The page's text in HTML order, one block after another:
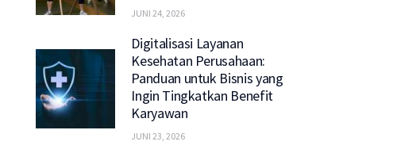
JUNI 24, 2026
Digitalisasi Layanan
Kesehatan Perusahaan:
Panduan untuk Bisnis yang
Ingin Tingkatkan Benefit
Karyawan
JUNI 23, 2026